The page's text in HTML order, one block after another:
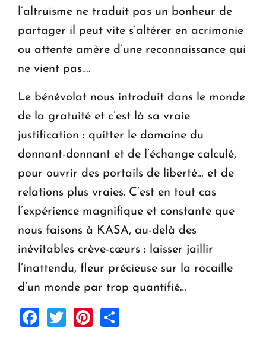
l’altruisme ne traduit pas un bonheur de
partager il peut vite s’altérer en acrimonie
ou attente amère d’une reconnaissance qui
ne vient pas….
Le bénévolat nous introduit dans le monde
de la gratuité et c’est là sa vraie
justification : quitter le domaine du
donnant-donnant et de l’échange calculé,
pour ouvrir des portails de liberté… et de
relations plus vraies. C’est en tout cas
l’expérience magnifique et constante que
nous faisons à KASA, au-delà des
inévitables crève-cœurs : laisser jaillir
l’inattendu, fleur précieuse sur la rocaille
d’un monde par trop quantifié…
Facebook
TwitterPinterest